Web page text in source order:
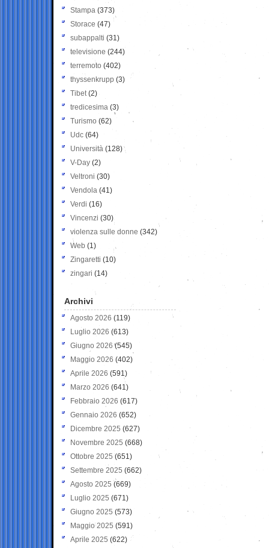
Stampa (373)
Storace (47)
subappalti (31)
televisione(244)
terremoto (402)
thyssenkrupp (3)
Tibet(2)
tredicesima (3)
Turismo (62)
Udc (64)
Università (128)
V-Day (2)
Veltroni (30)
Vendola (41)
Verdi (16)
Vincenzi (30)
violenza sulle donne (342)
Web (1)
Zingaretti (10)
zingari (14)
Archivi
Agosto 2026 (119)
Luglio 2026 (613)
Giugno 2026 (545)
Maggio 2026 (402)
Aprile 2026 (591)
Marzo 2026 (641)
Febbraio 2026 (617)
Gennaio 2026 (652)
Dicembre 2025 (627)
Novembre 2025 (668)
Ottobre 2025 (651)
Settembre 2025 (662)
Agosto 2025 (669)
Luglio 2025 (671)
Giugno 2025 (573)
Maggio 2025 (591)
Aprile 2025 (622)